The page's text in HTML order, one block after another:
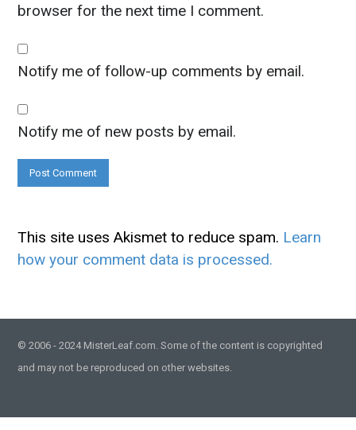
browser for the next time I comment.
Notify me of follow-up comments by email.
Notify me of new posts by email.
This site uses Akismet to reduce spam. Learn
how your comment data is processed.
© 2006 - 2024 MisterLeaf.com. Some of the content is copyrighted
and may not be reproduced on other websites.